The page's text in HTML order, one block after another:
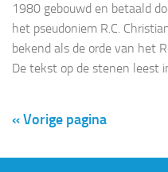
1980 gebouwd en betaald
het pseudoniem R.C.
bekend als de orde van het
De tekst op de stenen leest
« Vorige pagina